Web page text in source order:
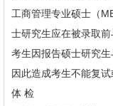
工商管理专业硕士（
士研究生应在被录取前
考生因报告硕士研究
因此造成考生不能复试
体 检